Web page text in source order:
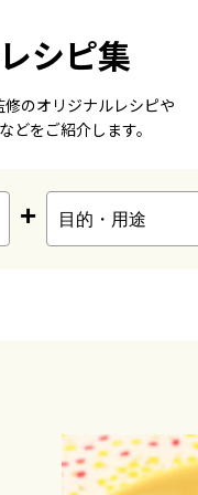
シピ集
のオリジナルレシピや
どをご紹介します。
+